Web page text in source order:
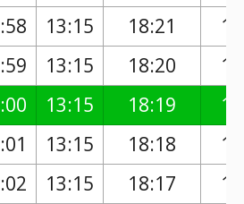
13:15 18:21
13:15 18:20
13:15 18:19
13:15 18:18
13:15 18:17